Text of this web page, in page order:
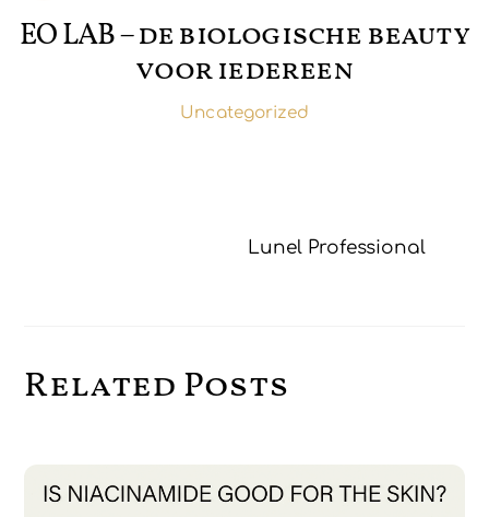
EO LAB – de biologische beauty
voor iedereen
Uncategorized
Lunel Professional
Related Posts